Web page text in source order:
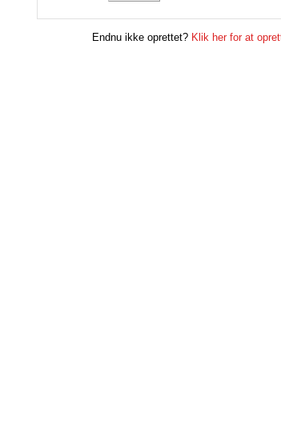
Endnu ikke oprettet? Klik her for at